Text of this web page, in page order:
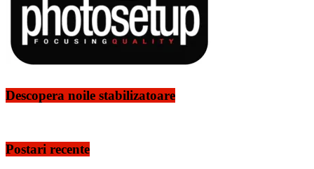
Descopera noile stabilizatoare
Postari recente